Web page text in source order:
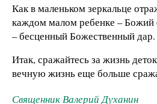
Как в маленьком зеркальце
каждом малом ребенке – Божий
– бесценный Божественный дар.
Итак, сражайтесь за жизнь
вечную жизнь еще больше
Священник Валерий Духанин